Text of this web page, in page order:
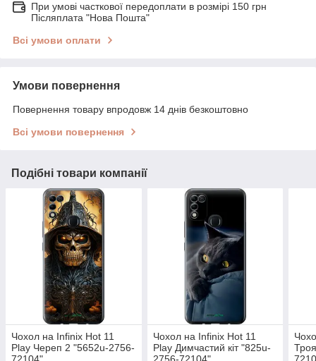
При умові часткової передоплати в розмірі 150 грн
Післяплата "Нова Пошта"
Всі умови оплати
Умови повернення
Повернення товару впродовж 14 днів безкоштовно
Всі умови повернення
Подібні товари компанії
Чохол на Infinix Hot 11
Play Череп 2 "5652u-2756-
Чохол на Infinix Hot 11
Play Димчастий кіт "825u-